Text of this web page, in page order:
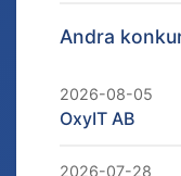
Andra
2026-08-05
OxyIT AB
2026-07-28